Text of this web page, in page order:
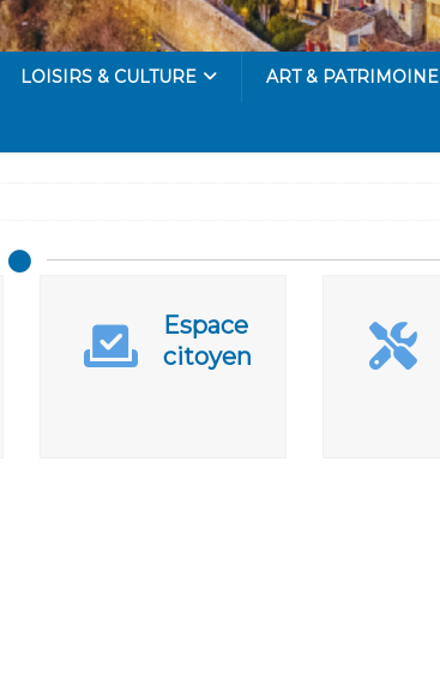
LOISIRS & CULTURE ART & PATRIMOINE
Espace
citoyen